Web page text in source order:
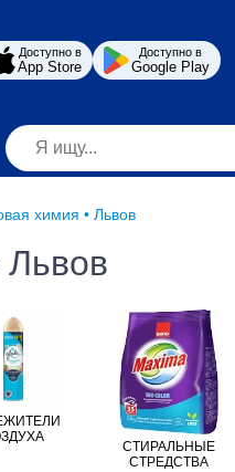
Доступно в
App Store
Доступно в
Google Play
химия • Львов
Львов
СТИРАЛЬНЫЕ
СТРЕДСТВА